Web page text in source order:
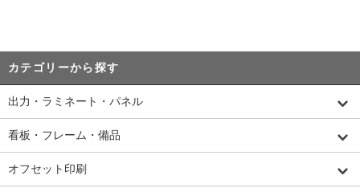
カテゴリーから探す
出力・ラミネート・パネル
看板・フレーム・備品
オフセット印刷